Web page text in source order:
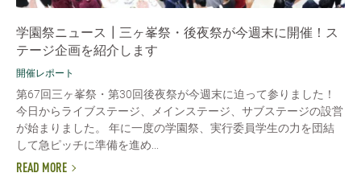
学園祭ニュース┃三ヶ峯祭・後夜祭が今週末に開催！ス
テージ企画を紹介します
開催レポート
第67回三ヶ峯祭・第30回後夜祭が今週末に迫って参りました！
今日からライブステージ、メインステージ、サブステージの設営
が始まりました。 年に一度の学園祭、実行委員学生の力を団結
して急ピッチに準備を進め...
READ MORE